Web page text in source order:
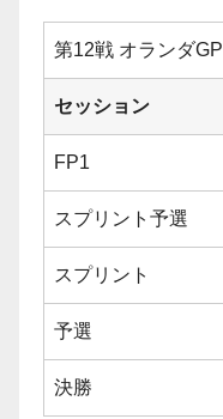
第12戦 オランダGP
セッション
FP1
スプリント予選
スプリント
予選
決勝